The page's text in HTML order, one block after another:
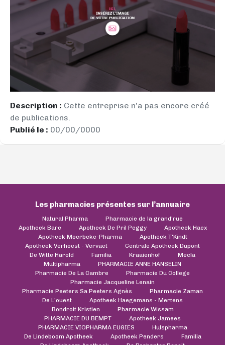
Description : Cette entreprise n’a pas encore créé
de publications.
Publié le : 00/00/0000
Les pharmacies présentes sur l’annuaire
Natural Pharma
Pharmacie de la grand'rue
Apotheek Bare
Apotheek De Pril Peggy
Apotheek Haex
Apotheek Moerbeke-Pharma
Apotheek T'Kindt
Apotheek Verhoest - Vervaet
Centrale Apotheek Dupont
De Witte Harold
Familia Kraaienhof
Mecla
Multipharma
PHARMACIE ANNE HANSELIN
Pharmacie De La Cambre
Pharmacie Du College
Pharmacie Jacqueline Lenain
Pharmacie Peeters Sa Peeters Agnès
Pharmacie Zaman
De L'ouest
Apotheek Haegemans - Mertens
Bondroit Kristien
Pharmacie Wissam
PHARMACIE DU BEMPT
Apotheek Jamees
PHARMACIE VIOPHARMA EUGIES
Hulspharma
De Lindeboom Apotheek
Apotheek Penders
Familia